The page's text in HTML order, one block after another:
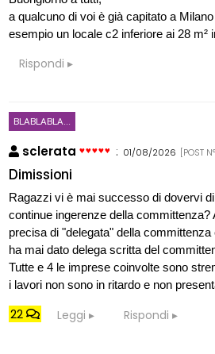
a qualcuno di voi è già capitato a
esempio un locale c2 inferiore ai 28 m²
Rispondi
BLABLABLA...
sclerata : 01/08/2026 [POST N°
Dimissioni
Ragazzi vi è mai successo di dovervi
continue ingerenze della committenza?
precisa di "delegata" della
ha mai dato delega scritta del
Tutte e 4 le imprese coinvolte sono
i lavori non sono in ritardo e non
22 Leggi Rispondi